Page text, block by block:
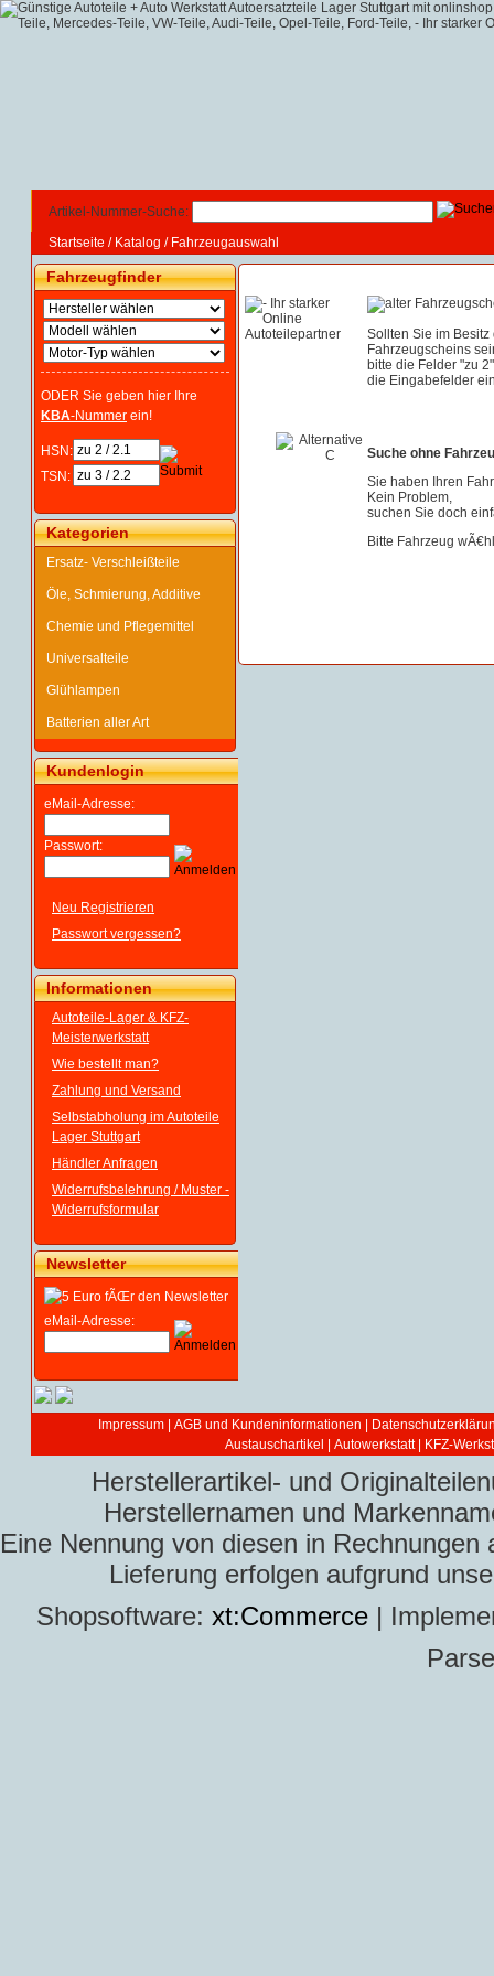
Artikel-Nummer-Suche:
Startseite / Katalog / Fahrzeugauswahl
Fahrzeugfinder
ODER Sie geben hier Ihre
KBA-Nummer ein!
HSN:
TSN:
Kategorien
Ersatz- Verschleißteile
Öle, Schmierung, Additive
Chemie und Pflegemittel
Universalteile
Glühlampen
Batterien aller Art
Kundenlogin
eMail-Adresse:
Passwort:
Neu Registrieren
Passwort vergessen?
Informationen
Autoteile-Lager & KFZ-
Meisterwerkstatt
Wie bestellt man?
Zahlung und Versand
Selbstabholung im Autoteile
Lager Stuttgart
Händler Anfragen
Widerrufsbelehrung / Muster -
Widerrufsformular
Newsletter
eMail-Adresse:
Sollten Sie im Besitz
Fahrzeugscheins
bitte die Felder "zu
die Eingabefelder
Suche ohne
Sie haben Ihren
Kein Problem,
suchen Sie doch
Bitte Fahrzeug
Impressum AGB und Kundeninformationen
Austauschartikel
Autowerkstatt | KFZ-
Herstellerartikel- und
Herstellernamen und
Eine Nennung von diesen in
Lieferung erfolgen aufgrund
Shopsoftware: xt:Commerce |